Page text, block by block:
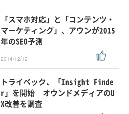
「スマホ対応」と「コンテンツ・
マーケティング」、アウンが2015
年のSEO予測
2014/12/12
トライベック、「Insight Finde
r」を開始 オウンドメディアのU
X改善を調査